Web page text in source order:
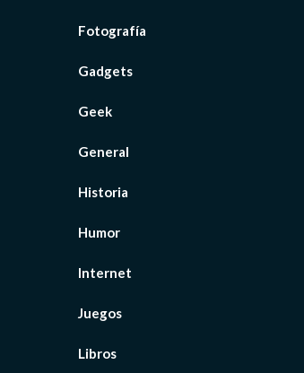
Fotografía
Gadgets
Geek
General
Historia
Humor
Internet
Juegos
Libros